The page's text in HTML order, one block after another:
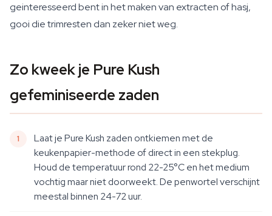
geinteresseerd bent in het maken van extracten of hasj,
gooi die trimresten dan zeker niet weg.
Zo kweek je Pure Kush
gefeminiseerde zaden
Laat je Pure Kush zaden ontkiemen met de
keukenpapier-methode of direct in een stekplug.
Houd de temperatuur rond 22-25°C en het medium
vochtig maar niet doorweekt. De penwortel verschijnt
meestal binnen 24-72 uur.